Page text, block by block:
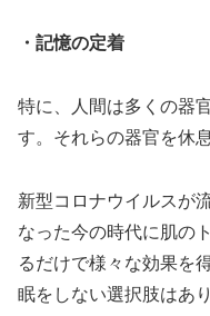
・記憶の定着
特に、人間は多くの器
す。それらの器官を休
新型コロナウイルスが
なった今の時代に肌の
るだけで様々な効果を
眠をしない選択肢はあ